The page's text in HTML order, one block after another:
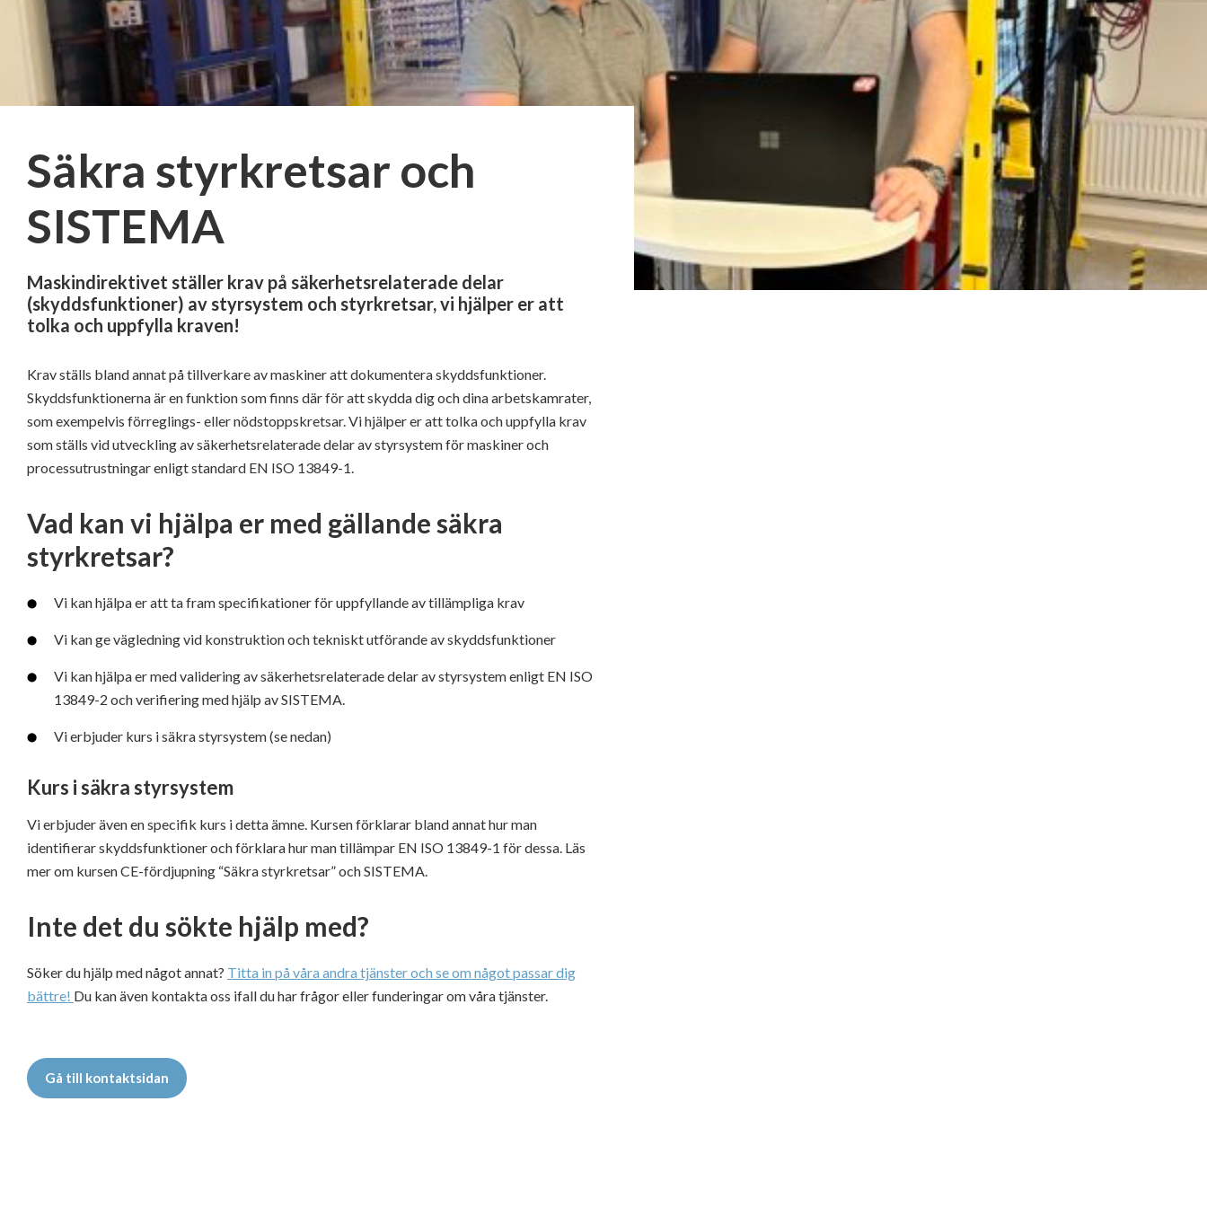
Säkra styrkretsar och
SISTEMA
Maskindirektivet ställer krav på säkerhetsrelaterade delar
(skyddsfunktioner) av styrsystem och styrkretsar, vi hjälper er att
tolka och uppfylla kraven!
Krav ställs bland annat på tillverkare av maskiner att dokumentera skyddsfunktioner.
Skyddsfunktionerna är en funktion som finns där för att skydda dig och dina arbetskamrater,
som exempelvis förreglings- eller nödstoppskretsar. Vi hjälper er att tolka och uppfylla krav
som ställs vid utveckling av säkerhetsrelaterade delar av styrsystem för maskiner och
processutrustningar enligt standard EN ISO 13849-1.
Vad kan vi hjälpa er med gällande säkra
styrkretsar?
Vi kan hjälpa er att ta fram specifikationer för uppfyllande av tillämpliga krav
Vi kan ge vägledning vid konstruktion och tekniskt utförande av skyddsfunktioner
Vi kan hjälpa er med validering av säkerhetsrelaterade delar av styrsystem enligt EN ISO
13849-2 och verifiering med hjälp av SISTEMA.
Vi erbjuder kurs i säkra styrsystem (se nedan)
Kurs i säkra styrsystem
Vi erbjuder även en specifik kurs i detta ämne. Kursen förklarar bland annat hur man
identifierar skyddsfunktioner och förklara hur man tillämpar EN ISO 13849-1 för dessa. Läs
mer om kursen CE-fördjupning “Säkra styrkretsar” och SISTEMA.
Inte det du sökte hjälp med?
Söker du hjälp med något annat? Titta in på våra andra tjänster och se om något passar dig
bättre! Du kan även kontakta oss ifall du har frågor eller funderingar om våra tjänster.
Gå till kontaktsidan